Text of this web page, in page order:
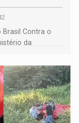
Brasil Contra o
da